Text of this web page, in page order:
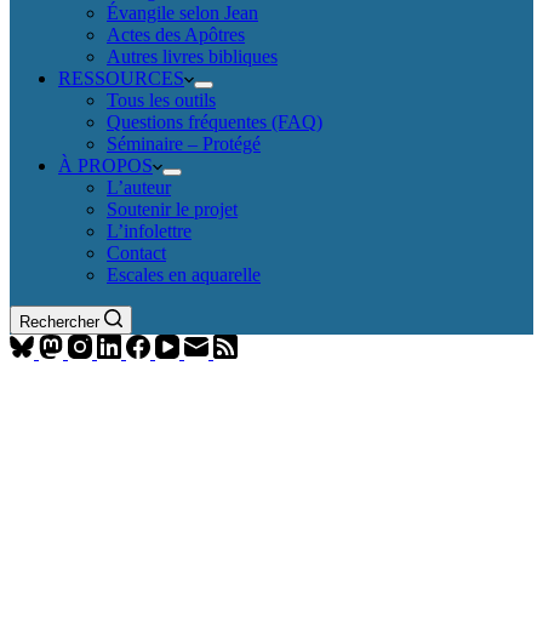
Évangile selon Jean
Actes des Apôtres
Autres livres bibliques
RESSOURCES
Tous les outils
Questions fréquentes (FAQ)
Séminaire – Protégé
À PROPOS
L’auteur
Soutenir le projet
L’infolettre
Contact
Escales en aquarelle
Rechercher